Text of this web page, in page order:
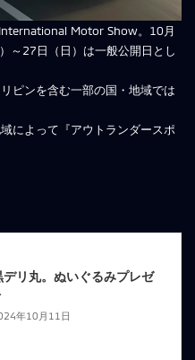
Motor Show。10月
～27日（日）は一般公開日とし
ピンを含む一部の国・地域では
によって『アウトランダースポ
デリ丸。ぬいぐるみプレゼ
年10月11日